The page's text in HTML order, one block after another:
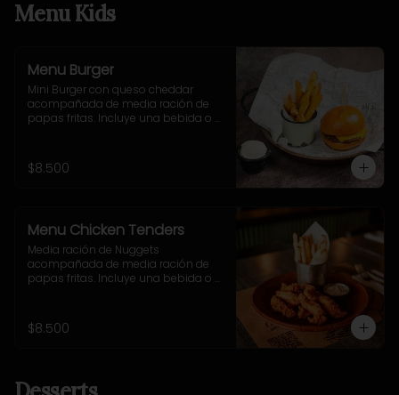
Menu Kids
Menu Burger
Mini Burger con queso cheddar
acompañada de media ración de
papas fritas. Incluye una bebida o
$8.500
Menu Chicken Tenders
Media ración de Nuggets
acompañada de media ración de
papas fritas. Incluye una bebida o
$8.500